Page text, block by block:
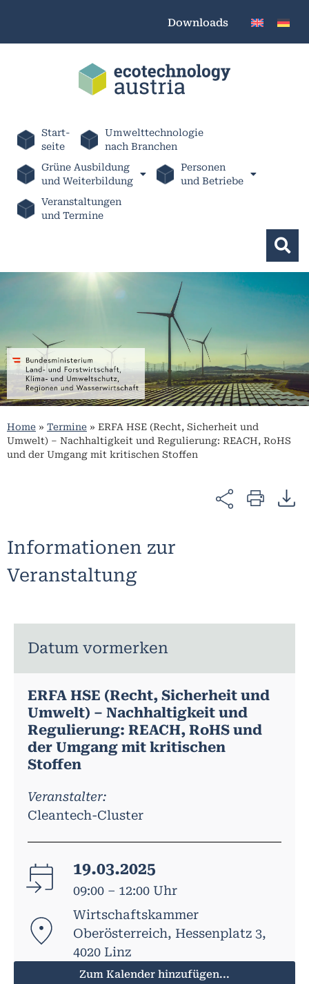
Downloads
Start-
seite
Umwelttechnologie
nach Branchen
Grüne Ausbildung
und Weiterbildung
Personen
und Betriebe
Veranstaltungen
und Termine
Home » Termine » ERFA HSE (Recht, Sicherheit und
Umwelt) – Nachhaltigkeit und Regulierung: REACH, RoHS
und der Umgang mit kritischen Stoffen
Informationen zur
Veranstaltung
Datum vormerken
ERFA HSE (Recht, Sicherheit und
Umwelt) – Nachhaltigkeit und
Regulierung: REACH, RoHS und
der Umgang mit kritischen
Stoffen
Veranstalter:
Cleantech-Cluster
19.03.2025
09:00 – 12:00 Uhr
Wirtschaftskammer
Oberösterreich, Hessenplatz 3,
4020 Linz
Zum Kalender hinzufügen...